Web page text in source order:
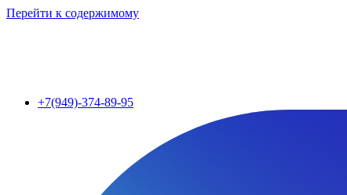
Перейти к содержимому
+7(949)-374-89-95